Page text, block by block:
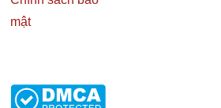
mật